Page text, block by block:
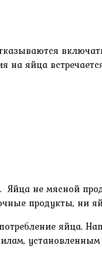
яйца
. Яйца не мясной
продукты, ни
яйца.